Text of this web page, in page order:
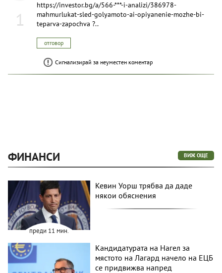
1
https://investor.bg/a/566-***-i-analizi/386978-
mahmurlukat-sled-golyamoto-ai-opiyanenie-mozhe-bi-
teparva-zapochva ?..
отговор
Сигнализирай за неуместен коментар
ФИНАНСИ ВИЖ ОЩЕ
преди 11 мин.
Кевин Уорш трябва да даде
някои обяснения
Кандидатурата на Нагел за
мястото на Лагард начело на ЕЦБ
се придвижва напред